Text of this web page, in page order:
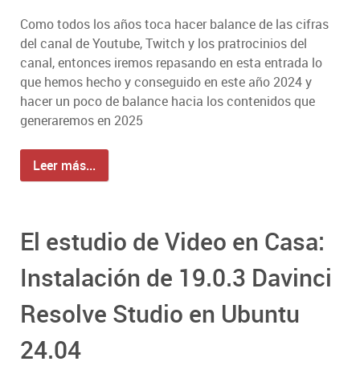
Como todos los años toca hacer balance de las cifras
del canal de Youtube, Twitch y los pratrocinios del
canal, entonces iremos repasando en esta entrada lo
que hemos hecho y conseguido en este año 2024 y
hacer un poco de balance hacia los contenidos que
generaremos en 2025
Leer más...
El estudio de Video en Casa:
Instalación de 19.0.3 Davinci
Resolve Studio en Ubuntu
24.04